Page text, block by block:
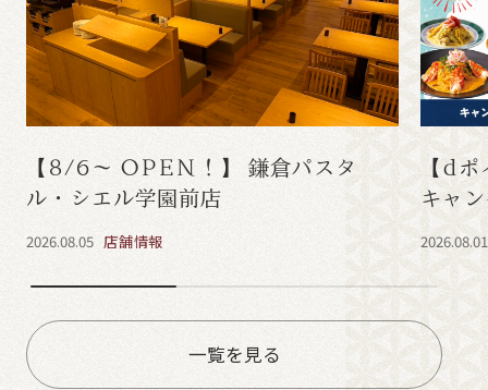
【8/6～ OPEN！】 鎌倉パスタ
ル・シエル学園前店
2026.08.05 店舗情報
【d
キャ
2026.08.01
一覧を見る